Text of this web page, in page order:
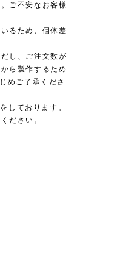
ご不安なお客様
るため、個体差
し、ご注文数が
ら製作するため
めご了承くださ
しております。
ださい。